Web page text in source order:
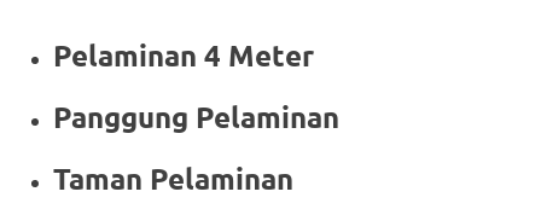
Pelaminan 4 Meter
Panggung Pelaminan
Taman Pelaminan